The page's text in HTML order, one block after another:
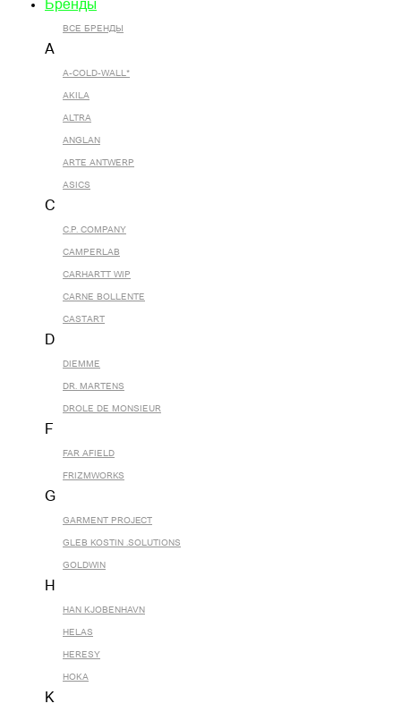
Бренды
ВСЕ БРЕНДЫ
A
A-COLD-WALL*
AKILA
ALTRA
ANGLAN
ARTE ANTWERP
ASICS
C
C.P. COMPANY
CAMPERLAB
CARHARTT WIP
CARNE BOLLENTE
CASTART
D
DIEMME
DR. MARTENS
DROLE DE MONSIEUR
F
FAR AFIELD
FRIZMWORKS
G
GARMENT PROJECT
GLEB KOSTIN .SOLUTIONS
GOLDWIN
H
HAN KJOBENHAVN
HELAS
HERESY
HOKA
K